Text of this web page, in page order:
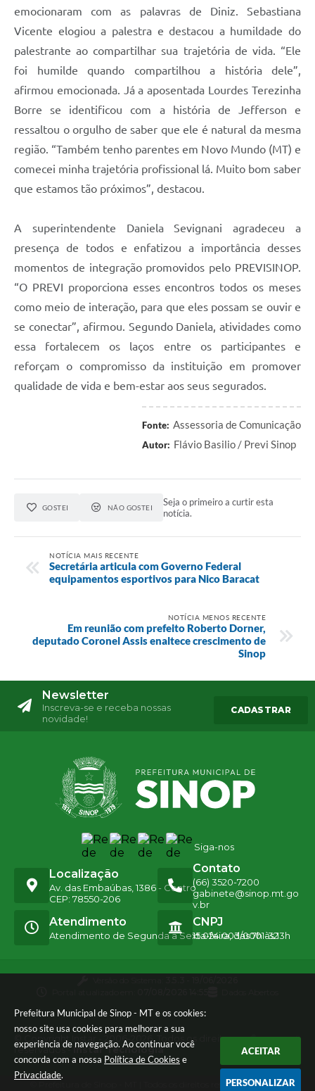
Prefeitura Municipal de Sinop - MT e os cookies:
nosso site usa cookies para melhorar a sua
experiência de navegação. Ao continuar você
concorda com a nossa Política de Cookies e
Privacidade.
ACEITAR
PERSONALIZAR
emocionaram com as palavras de Diniz. Sebastiana
Vicente elogiou a palestra e destacou a humildade do
palestrante ao compartilhar sua trajetória de vida. “Ele
foi humilde quando compartilhou a história dele”,
afirmou emocionada. Já a aposentada Lourdes Terezinha
Borre se identificou com a história de Jefferson e
ressaltou o orgulho de saber que ele é natural da mesma
região. “Também tenho parentes em Novo Mundo (MT) e
comecei minha trajetória profissional lá. Muito bom saber
que estamos tão próximos”, destacou.
A superintendente Daniela Sevignani agradeceu a
presença de todos e enfatizou a importância desses
momentos de integração promovidos pelo PREVISINOP.
“O PREVI proporciona esses encontros todos os meses
como meio de interação, para que eles possam se ouvir e
se conectar”, afirmou. Segundo Daniela, atividades como
essa fortalecem os laços entre os participantes e
reforçam o compromisso da instituição em promover
qualidade de vida e bem-estar aos seus segurados.
Fonte: Assessoria de Comunicação
Autor: Flávio Basilio / Previ Sinop
GOSTEI NÃO GOSTEI
Seja o primeiro a curtir esta
notícia.
NOTÍCIA MAIS RECENTE
Secretária articula com Governo Federal
equipamentos esportivos para Nico Baracat
NOTÍCIA MENOS RECENTE
Em reunião com prefeito Roberto Dorner,
deputado Coronel Assis enaltece crescimento de
Sinop
Newsletter
Inscreva-se e receba nossas
novidade!
CADASTRAR
Siga-nos
Localização
Av. das Embaúbas, 1386 - Centro
CEP: 78550-206
Contato
(66) 3520-7200
gabinete@sinop.mt.go
v.br
Atendimento
Atendimento de Segunda a Sexta-feira, das 7h às 13h
CNPJ
15.024.003/0001-32
© Copyright Instar - 2006-2026. Todos os direitos
reservados - Instar Tecnologia